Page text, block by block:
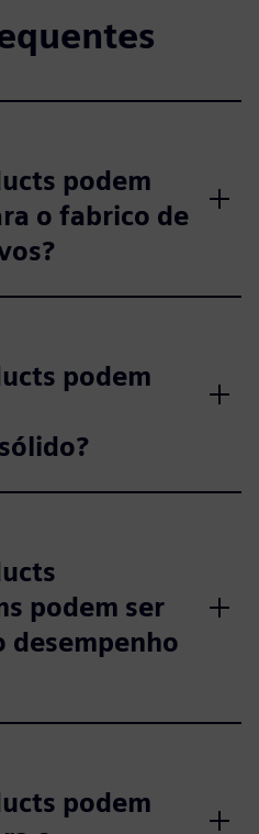
podem
o fabrico de
podem
podem ser
desempenho
podem